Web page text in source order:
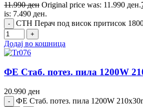
11.990ден Original price was: 11.990 ден.
is: 7.490 ден.
СТН Перач под висок притисок
Додај во кошница
ФЕ Стаб. потез. пила 1200W
20.990 ден
ФЕ Стаб. потез. пила 1200W